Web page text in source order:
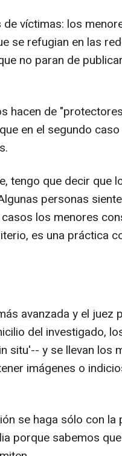
víctimas: los
se refugian en las
no paran de
hacen de
en el segundo
tengo que decir que
personas
los menores
es una práctica
avanzada y el juez
del investigado,
situ'-- y se llevan los
imágenes o
se haga sólo con la
porque sabemos